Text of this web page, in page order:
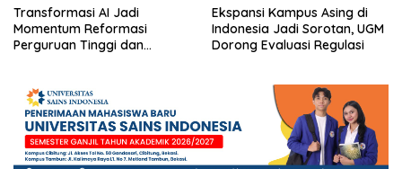
Transformasi AI Jadi
Momentum Reformasi
Perguruan Tinggi dan
Ekspansi Kampus Asing di
Indonesia Jadi Sorotan, UGM
Dorong Evaluasi Regulasi